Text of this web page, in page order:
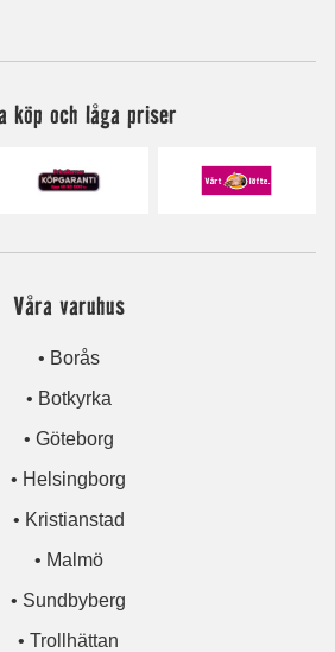
köp och låga priser
Våra varuhus
• Borås
• Botkyrka
• Göteborg
• Helsingborg
• Kristianstad
• Malmö
• Sundbyberg
• Trollhättan